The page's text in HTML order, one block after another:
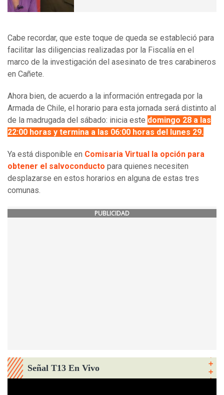
Cabe recordar, que este toque de queda se estableció para
facilitar las diligencias realizadas por la Fiscalía en el
marco de la investigación del asesinato de tres carabineros
en Cañete.
Ahora bien, de acuerdo a la información entregada por la
Armada de Chile, el horario para esta jornada será distinto al
de la madrugada del sábado: inicia este domingo 28 a las
22:00 horas y termina a las 06:00 horas del lunes 29.
Ya está disponible en Comisaria Virtual la opción para
obtener el salvoconducto para quienes necesiten
desplazarse en estos horarios en alguna de estas tres
comunas.
PUBLICIDAD
Señal T13 En Vivo